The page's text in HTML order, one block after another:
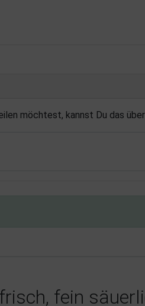
möchtest, kannst Du das
fein